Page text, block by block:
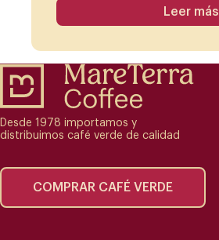
Leer más
Desde 1978 importamos y
distribuimos café verde de calidad
COMPRAR CAFÉ VERDE